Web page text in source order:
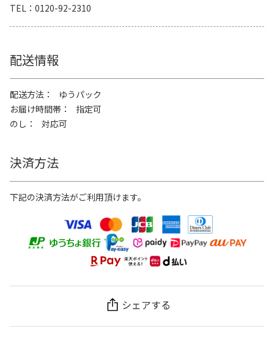
TEL
0120-92-2310
配送情報
配送方法
ゆうパック
お届け時間帯
指定可
のし
対応可
決済方法
下記の決済方法がご利用頂けます。
シェアする